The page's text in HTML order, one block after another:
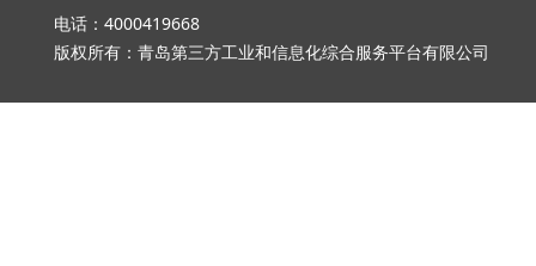
电话：4000419668 邮箱：
版权所有：青岛第三方工业和信息化综合服务平台有